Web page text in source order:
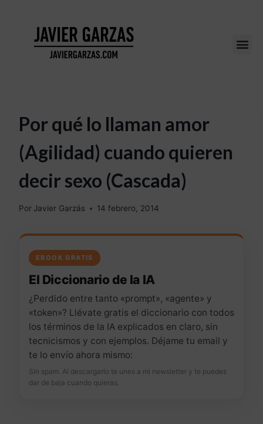
Por qué lo llaman amor
(Agilidad) cuando quieren
decir sexo (Cascada)
Por Javier Garzás 14 febrero, 2014
EBOOK GRATIS
El Diccionario de la IA
¿Perdido entre tanto «prompt», «agente» y
«token»? Llévate gratis el diccionario con todos
los términos de la IA explicados en claro, sin
tecnicismos y con ejemplos. Déjame tu email y
te lo envío ahora mismo:
Sin spam. Al descargarlo te unes a mi newsletter y te puedes
dar de baja cuando quieras.